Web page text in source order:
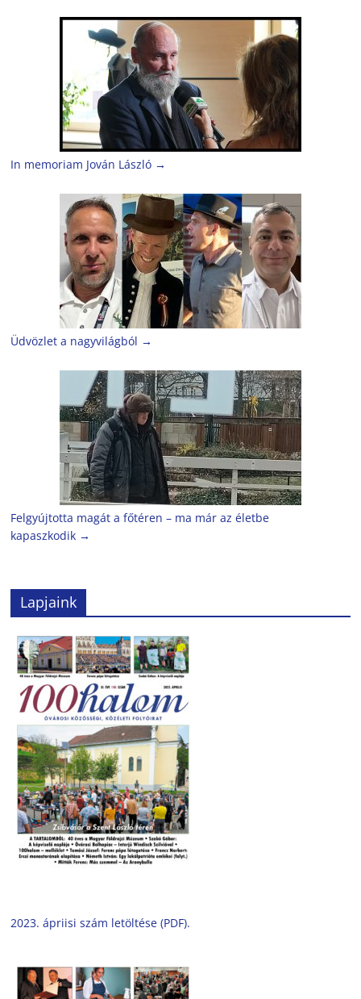
In memoriam Jován László →
Üdvözlet a nagyvilágból →
Felgyújtotta magát a főtéren – ma már az életbe
kapaszkodik →
Lapjaink
2023. ápriisi szám letöltése (PDF).